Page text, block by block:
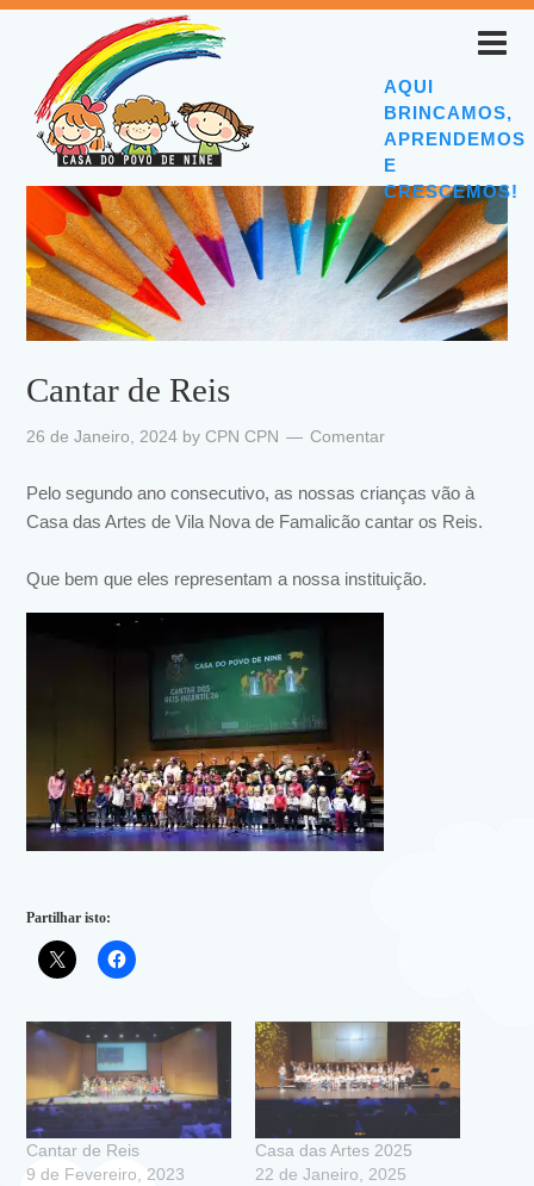
AQUI
BRINCAMOS,
APRENDEMOS
E
CRESCEMOS!
Cantar de Reis
26 de Janeiro, 2024 byCPN CPN Comentar
Pelo segundo ano consecutivo, as nossas crianças vão à
Casa das Artes de Vila Nova de Famalicão cantar os Reis.
Que bem que eles representam a nossa instituição.
Partilhar isto:
Cantar de Reis
9 de Fevereiro, 2023
Casa das Artes 2025
22 de Janeiro, 2025